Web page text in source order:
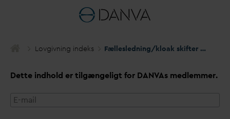
Lovgivning indeks Fællesledning/kloak skifter status til pri
Dette indhold er tilgængeligt for DANVAs medlemmer.